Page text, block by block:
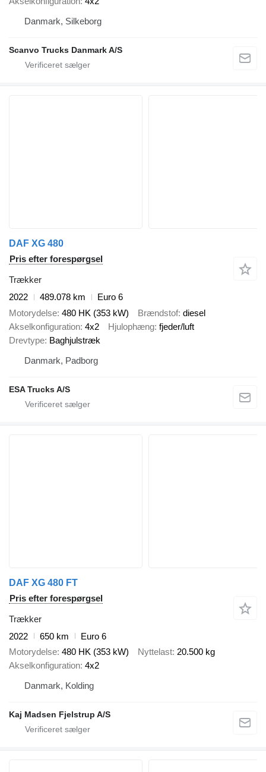
Danmark, Silkeborg
Scanvo Trucks Danmark A/S
DAF XG 480
Pris efter forespørgsel
Trækker
2022
489.078 km
Euro 6
Motorydelse 480 HK (353 kW) Brændstof diesel
Akselkonfiguration 4x2 Hjulophæng fjeder/luft
Drevtype Baghjulstræk
Danmark, Padborg
ESA Trucks A/S
DAF XG 480 FT
Pris efter forespørgsel
Trækker
2022
650 km
Euro 6
Motorydelse 480 HK (353 kW) Nyttelast 20.500 kg
Akselkonfiguration 4x2
Danmark, Kolding
Kaj Madsen Fjelstrup A/S